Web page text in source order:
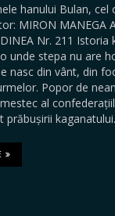
hanului Bulan, cel
MIRON MANEGA
Nr. 211 Istoria
unde stepa nu are
nasc din vânt, din
Popor de
al
prăbușirii